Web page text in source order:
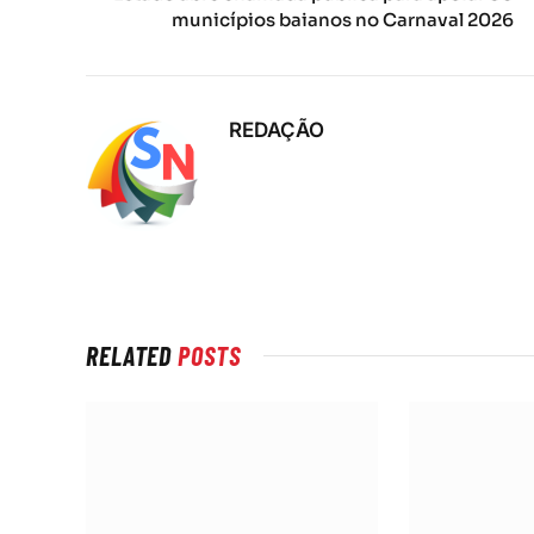
municípios baianos no Carnaval 2026
REDAÇÃO
RELATEDPOSTS